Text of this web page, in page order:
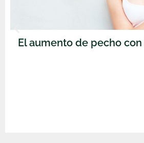
El aumento de pecho